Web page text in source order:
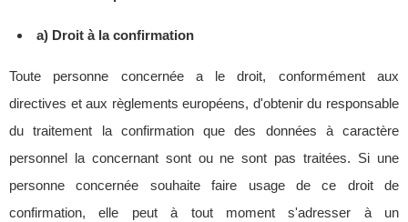
a) Droit à la confirmation
Toute personne concernée a le droit, conformément aux
directives et aux règlements européens, d'obtenir du responsable
du traitement la confirmation que des données à caractère
personnel la concernant sont ou ne sont pas traitées. Si une
personne concernée souhaite faire usage de ce droit de
confirmation, elle peut à tout moment s'adresser à un